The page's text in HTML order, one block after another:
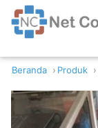
Beranda Produk